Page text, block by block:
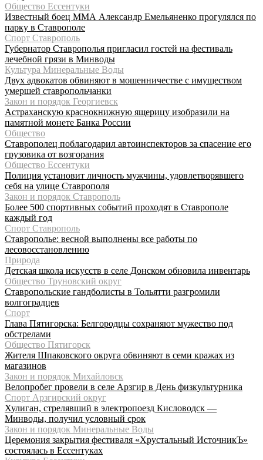
Общество Ессентуки
Известный боец ММА Александр Емельяненко прогулялся по
парку в Ставрополе
Спорт Ставрополь
Губернатор Ставрополья пригласил гостей на фестиваль
лечебной грязи в Минводы
Культура Минеральные Воды
Двух адвокатов обвиняют в мошенничестве с имуществом
умершей ставропольчанки
Закон и порядок Георгиевск
Астраханскую краснокнижную ящерицу изобразили на
памятной монете Банка России
Общество
Ставрополец поблагодарил автоинспекторов за спасение его
грузовика от возгорания
Общество Ессентуки
Полиция установит личность мужчины, удовлетворявшего
себя на улице Ставрополя
Закон и порядок Ставрополь
Более 500 спортивных событий проходят в Ставрополе
каждый год
Спорт Ставрополь
Ставрополье: весной выполнены все работы по
лесовосстановлению
Природа
Детская школа искусств в селе Донском обновила инвентарь
Общество Труновский округ
Ставропольские гандболисты в Тольятти разгромили
волгоградцев
Спорт
Глава Пятигорска: Белгородцы сохраняют мужество под
обстрелами
Общество Пятигорск
Жителя Шпаковского округа обвиняют в семи кражах из
магазинов
Закон и порядок Михайловск
Велопробег провели в селе Арзгир в День физкультурника
Спорт Арзгирский округ
Хулиган, стрелявший в электропоезд Кисловодск —
Минводы, получил условный срок
Закон и порядок Минеральные Воды
Церемония закрытия фестиваля «Хрустальный ИсточникЪ»
состоялась в Ессентуках